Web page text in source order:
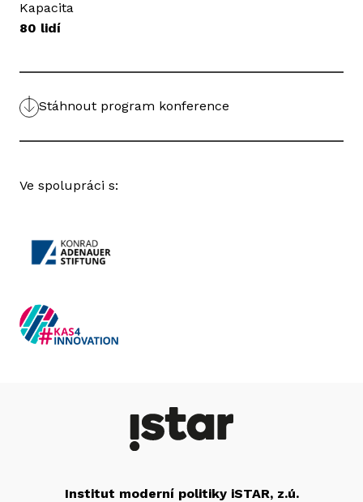
Kapacita
80 lidí
Stáhnout program konference
Ve spolupráci s:
Institut moderní politiky iSTAR, z.ú.